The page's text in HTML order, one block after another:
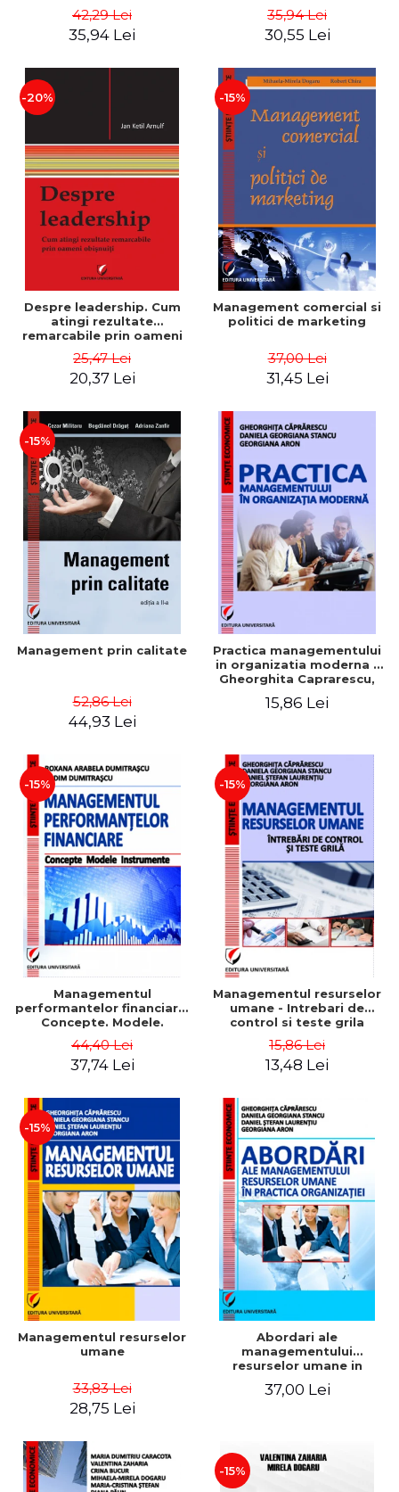
42,29 Lei
35,94 Lei
Dumitrascu
35,94 Lei
30,55 Lei
-20%
Despre leadership. Cum
atingi rezultate
remarcabile prin oameni
25,47 Lei
20,37 Lei
-15%
Management comercial si
politici de marketing
37,00 Lei
31,45 Lei
-15%
Management prin calitate
52,86 Lei
44,93 Lei
Practica managementului
in organizatia moderna -
Gheorghita Caprarescu,
Georgiana Aron
15,86 Lei
-15%
Managementul
performantelor financiare.
Concepte. Modele.
44,40 Lei
37,74 Lei
-15%
Managementul resurselor
umane - Intrebari de
control si teste grila
15,86 Lei
13,48 Lei
-15%
Managementul resurselor
umane
33,83 Lei
28,75 Lei
Abordari ale
managementului
resurselor umane in
37,00 Lei
-15%